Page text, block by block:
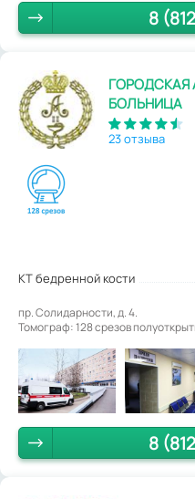
8
ГОРОДСКАЯ
БОЛЬНИЦА
23 отзыва
КТ бедренной кости
пр. Солидарности, д. 4.
Томограф: 128 срезов
8